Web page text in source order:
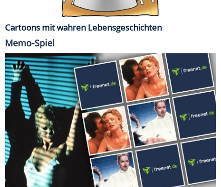
Cartoons mit wahren Lebensgeschichten
Memo-Spiel